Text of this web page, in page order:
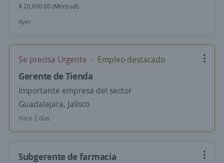
$ 20,600.00 (Mensual)
Ayer
Se precisa Urgente Empleo destacado
Gerente de Tienda
Importante empresa del sector
Guadalajara, Jalisco
Hace 2 días
Subgerente de farmacia